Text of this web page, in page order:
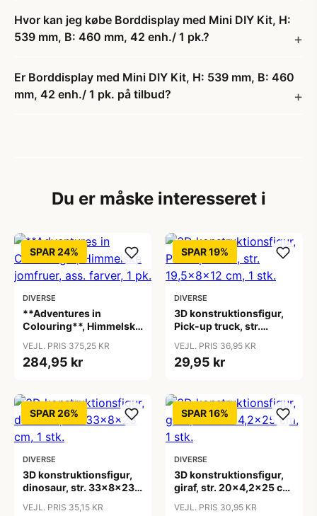
Hvor kan jeg købe Borddisplay med Mini DIY Kit, H:
539 mm, B: 460 mm, 42 enh./ 1 pk.?
Er Borddisplay med Mini DIY Kit, H: 539 mm, B: 460
mm, 42 enh./ 1 pk. på tilbud?
Du er måske interesseret i
SPAR 24%
DIVERSE
**Adventures in
Colouring**, Himmelske
pk.
VEJL. PRIS 375,25 KR
284,95 kr
SPAR 19%
DIVERSE
3D konstruktionsfigur,
Pick-up truck, str.
VEJL. PRIS 36,95 KR
29,95 kr
SPAR 26%
DIVERSE
3D konstruktionsfigur,
dinosaur, str. 33x8x23
VEJL. PRIS 35,15 KR
SPAR 16%
DIVERSE
3D konstruktionsfigur,
giraf, str. 20x4,2x25 cm,
VEJL. PRIS 30,95 KR